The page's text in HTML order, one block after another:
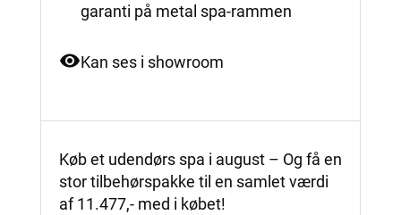
garanti på metal spa-rammen
Kan ses i showroom
Køb et udendørs spa i august – Og få en
stor tilbehørspakke til en samlet værdi
af 11.477,- med i købet!